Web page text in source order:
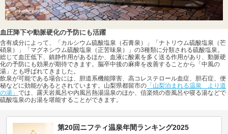
血圧降下や動脈硬化の予防にも活躍
含有成分によって、「カルシウム硫酸塩泉（石膏泉）」「ナトリウム硫酸塩泉（芒
硝泉）」「マグネシウム硫酸塩泉（正苦味泉）」の3種類に分類される硫酸塩泉。
総じて血圧低下、鎮静作用があるほか、血液に酸素を多く送る作用があり、動脈硬
化の予防にも効果が期待できます。脳卒中後の麻痺を改善することから「中風の
湯」とも呼ばれてきました。
飲泉が可能である場合には、胆道系機能障害、高コレステロール血症、胆石症、便
秘などに効能があるとされています。山梨県都留市の 「山梨泊まれる温泉 より道
の湯」 では、露天岩風呂や内風呂熱湯温泉のほか、信楽焼の壺風呂や寝る湯などで
硫酸塩泉のお湯を堪能することができます。
第20回ニフティ温泉年間ランキング2025